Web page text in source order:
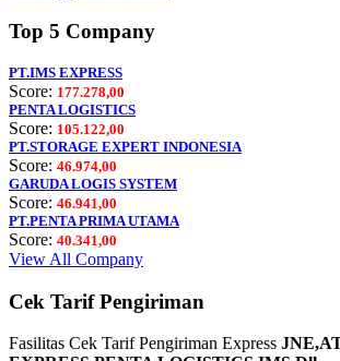
Top 5 Company
PT.IMS EXPRESS
Score: 177.278,00
PENTA LOGISTICS
Score: 105.122,00
PT.STORAGE EXPERT INDONESIA
Score: 46.974,00
GARUDA LOGIS SYSTEM
Score: 46.941,00
PT.PENTA PRIMA UTAMA
Score: 40.341,00
View All Company
Cek Tarif Pengiriman
Fasilitas Cek Tarif Pengiriman Express